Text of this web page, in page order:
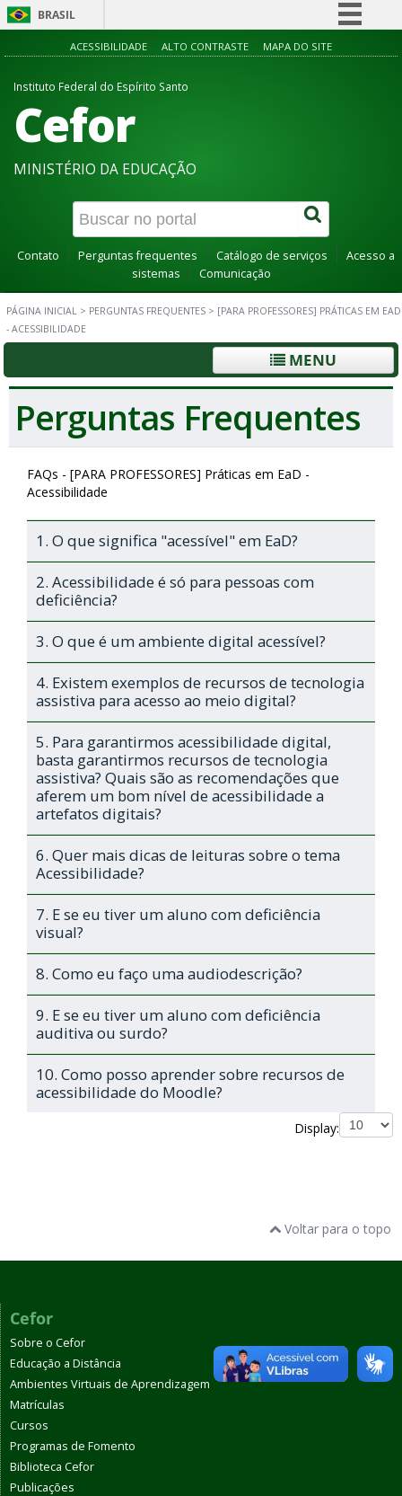
BRASIL
Simplifique!
ACESSIBILIDADE ALTO CONTRASTE MAPA DO SITE
Instituto Federal do Espírito Santo
Cefor
MINISTÉRIO DA EDUCAÇÃO
Contato Perguntas frequentes Catálogo de serviços
Acesso a
sistemas
Comunicação
PÁGINA INICIAL > PERGUNTAS FREQUENTES > [PARA PROFESSORES] PRÁTICAS EM EAD
- ACESSIBILIDADE
MENU
Perguntas Frequentes
FAQs - [PARA PROFESSORES] Práticas em EaD -
Acessibilidade
1. O que significa "acessível" em EaD?
2. Acessibilidade é só para pessoas com
deficiência?
3. O que é um ambiente digital acessível?
4. Existem exemplos de recursos de tecnologia
assistiva para acesso ao meio digital?
5. Para garantirmos acessibilidade digital,
basta garantirmos recursos de tecnologia
assistiva? Quais são as recomendações que
aferem um bom nível de acessibilidade a
artefatos digitais?
6. Quer mais dicas de leituras sobre o tema
Acessibilidade?
7. E se eu tiver um aluno com deficiência
visual?
8. Como eu faço uma audiodescrição?
9. E se eu tiver um aluno com deficiência
auditiva ou surdo?
10. Como posso aprender sobre recursos de
acessibilidade do Moodle?
Display:
Voltar para o topo
Cefor
Sobre o Cefor
Educação a Distância
Ambientes Virtuais de Aprendizagem
Matrículas
Cursos
Programas de Fomento
Biblioteca Cefor
Publicações